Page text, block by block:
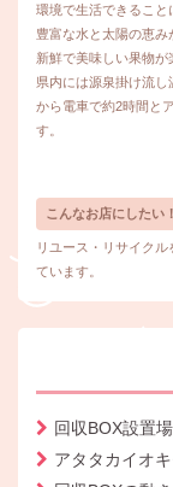
環境で生活できること
豊富な水と太陽の恵み
新鮮で美味しい果物が
県内には源泉掛け流
から電車で約2時間と
す。
こんなお店にしたい！
リユース・リサイク
ています。
回収BOX設置
アタタカイオ